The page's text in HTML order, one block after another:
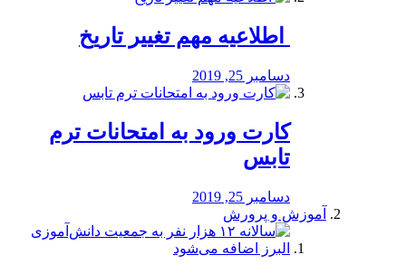
️ اطلاعیه مهم تغییر تاریخ
دسامبر 25, 2019
کارت ورود به امتحانات ترم
تابس
دسامبر 25, 2019
آموزش و پرورش